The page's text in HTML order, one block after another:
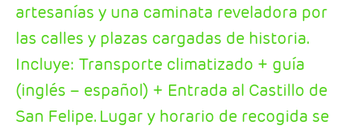
artesanías y una caminata reveladora por
las calles y plazas cargadas de historia.
Incluye: Transporte climatizado + guía
(inglés – español) + Entrada al Castillo de
San Felipe. Lugar y horario de recogida se